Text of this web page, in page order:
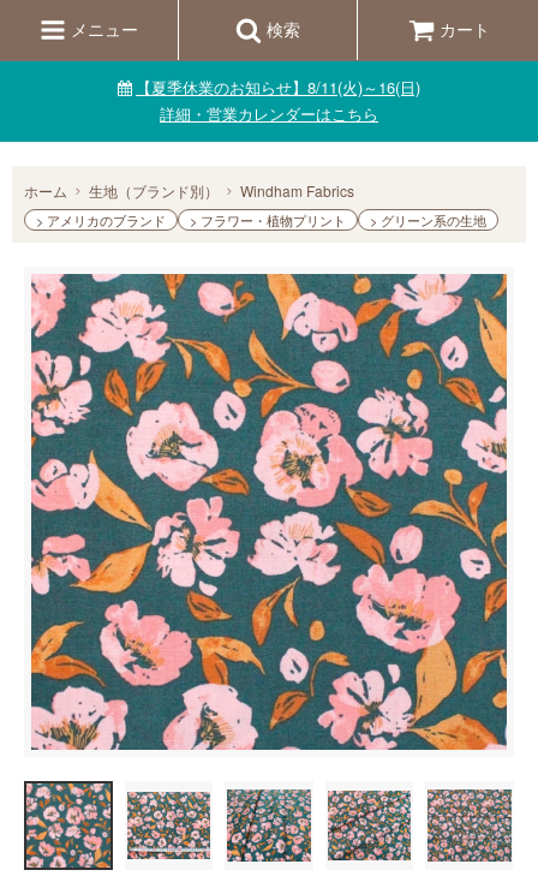
メニュー 検索 カート
【夏季休業のお知らせ】8/11(火)～16(日)
詳細・営業カレンダーはこちら
ホーム 生地（ブランド別） Windham Fabrics
> アメリカのブランド > フラワー・植物プリント > グリーン系の生地